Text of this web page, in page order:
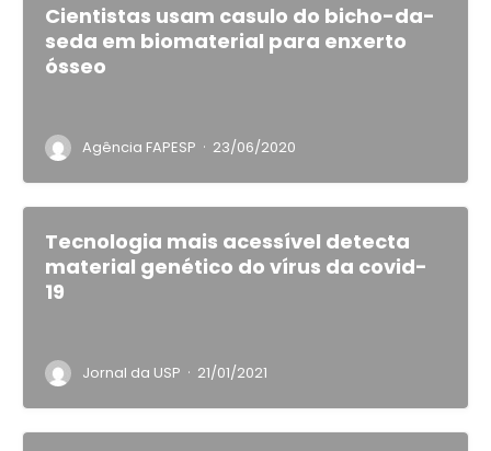
Cientistas usam casulo do bicho-da-
seda em biomaterial para enxerto
ósseo
Agência FAPESP · 23/06/2020
Tecnologia mais acessível detecta
material genético do vírus da covid-
19
Jornal da USP · 21/01/2021